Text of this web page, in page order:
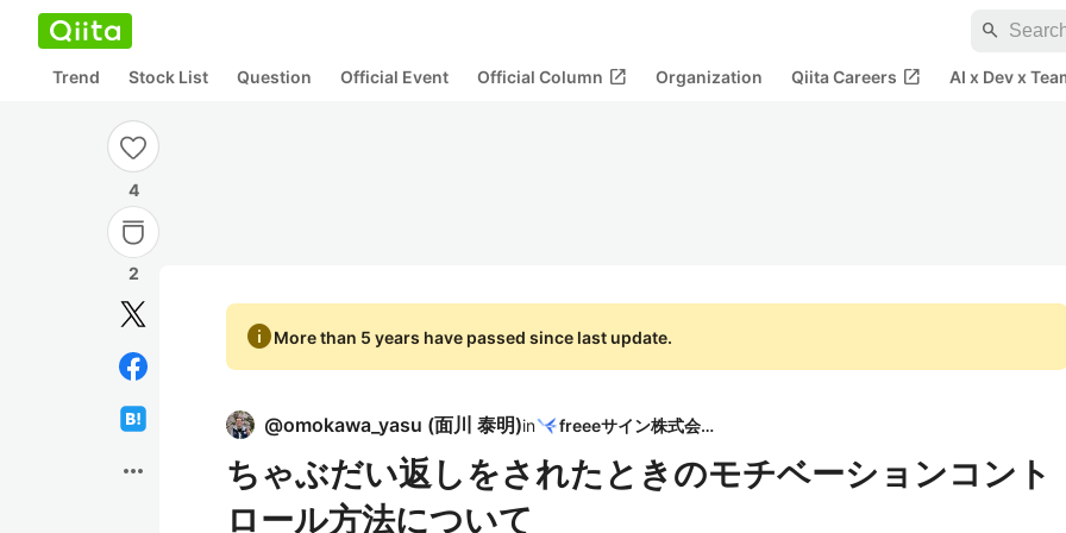
search
Trend Stock List Question Official Event Official Column open_in_new Organization Qiita Careers open_in_new AI x Dev x
4
2
more_horiz
infoMore than 5 years have passed since last update.
@omokawa_yasu (面川 泰明)in freeeサイン株式会社
ちゃぶだい返しをされたときのモチベーションコント
ロール方法について